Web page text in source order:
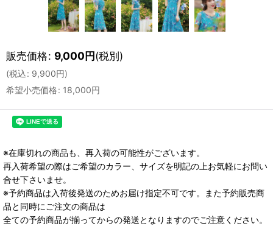
販売価格: 9,000円(税別)
(税込: 9,900円)
希望小売価格: 18,000円
※在庫切れの商品も、再入荷の可能性がございます。
再入荷希望の際はご希望のカラー、サイズを明記の上お気軽にお問い
合せ下さいませ。
※予約商品は入荷後発送のためお届け指定不可です。また予約販売商
品と同時にご注文の商品は
全ての予約商品が揃ってからの発送となりますのでご注意ください。